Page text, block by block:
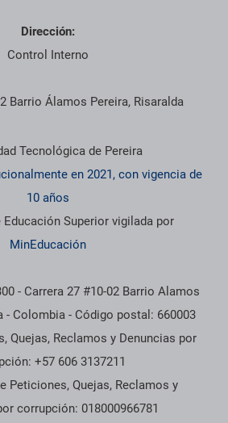
Dirección:
Control Interno
Barrio Álamos Pereira, Risaralda
Tecnológica de Pereira
en 2021, con vigencia de
10 años
Superior vigilada por
MinEducación
- Carrera 27 #10-02 Barrio Alamos
- Colombia - Código postal: 660003
Quejas, Reclamos y Denuncias por
+57 606 3137211
Peticiones, Quejas, Reclamos y
corrupción: 018000966781